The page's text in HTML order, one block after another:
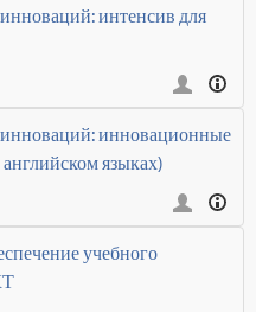
интенсив для
инноваций: инновационные
языках)
учебного